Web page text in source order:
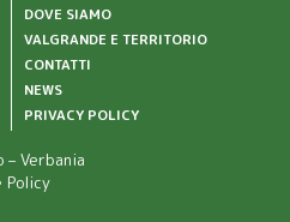
DOVE SIAMO
VALGRANDE E TERRITORIO
CONTATTI
NEWS
PRIVACY POLICY
– Verbania
Policy